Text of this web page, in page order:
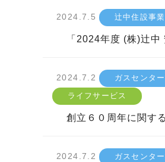
2024.7.5 辻󠄀中住設事
「2024年度 (株)辻󠄀
2024.7.2 ガスセンタ
ライフサービス
創立６０周年に関す
2024.7.2 ガスセンタ